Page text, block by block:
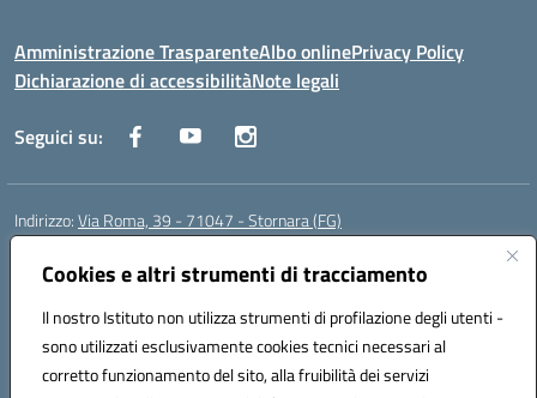
Cookies e altri strumenti di tracciamento
Il nostro Istituto non utilizza strumenti di profilazione degli utenti -
sono utilizzati esclusivamente cookies tecnici necessari al
corretto funzionamento del sito, alla fruibilità dei servizi
Amministrazione TrasparenteAlbo onlinePrivacy Policy
Dichiarazione di accessibilitàNote legali
Seguici su:
Indirizzo:Via Roma, 39 - 71047 - Stornara (FG)
Centralino:
Posta elettronica certificata (PEC):FGIC83700P@pec.istruzione.it
Codice fiscale: 90015650717
Codice meccanografico:FGIC83700P
Codice Indice delle Pubbliche Amministrazioni (IPA): istsc_fgic83700p
Codice unico di fatturazione (CUF): UFUOPR